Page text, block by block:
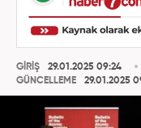
GİRİŞ
29.01.2025 09:24
GÜNCELLEME
29.01.2025